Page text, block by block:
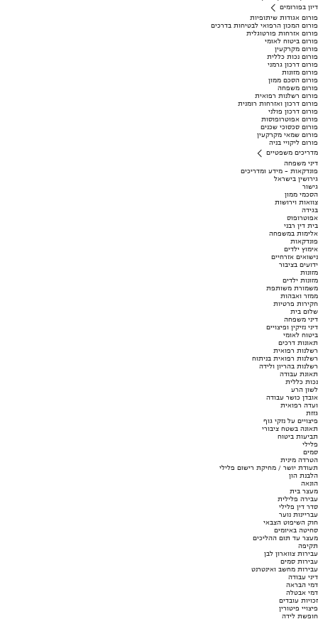
דיון בפורומים
פורום אגודות שיתופיות
פורום המכון הרפואי לבטיחות בדרכים
פורום אזרחות פורטוגלית
פורום ביטוח לאומי
פורום מקרקעין
פורום נכות כללית
פורום דרכון גרמני
פורום מזונות
פורום הסכם ממון
פורום משפחה
פורום רשלנות רפואית
פורום דרכון ואזרחות רומנית
פורום דרכון פולני
פורום אפוטרופוסות
פורום סכסוכי שכנים
פורום שמאי מקרקעין
פורום ליקויי בניה
מדריכים משפטיים
דיני משפחה
פונדקאות - מידע ומדריכים
גירושין בישראל
גישור
הסכמי ממון
צוואות וירושות
בגידה
אפוטרופוס
בית דין רבני
אלימות במשפחה
פונדקאות
אימוץ ילדים
נישואים אזרחיים
ידועים בציבור
מזונות
מזונות ילדים
משמורת משותפת
ממזר ואבהות
חקירות פרטיות
שלום בית
דיני משפחה
דיני נזיקין ופיצויים
ביטוח לאומי
תאונות דרכים
רשלנות רפואית
רשלנות רפואית בניתוח
רשלנות בהריון ולידה
תאונת עבודה
נכות כללית
לשון הרע
אובדן כושר עבודה
ועדה רפואית
גזזת
פיצויים על נזקי גוף
תאונה בשטח ציבורי
תביעות ביטוח
פלילי
סמים
הטרדה מינית
תעודת יושר / מחיקת רישום פלילי
הלבנת הון
הונאה
מעצר בית
עבירה פלילית
סדר דין פלילי
עבריינות נוער
חוק השיפוט הצבאי
סחיטה באיומים
מעצר עד תום ההליכים
תקיפה
עבירות צווארון לבן
עבירות סמים
עבירות מחשב ואינטרנט
דיני עבודה
דמי הבראה
דמי אבטלה
זכויות עובדים
פיצויי פיטורין
חופשת לידה